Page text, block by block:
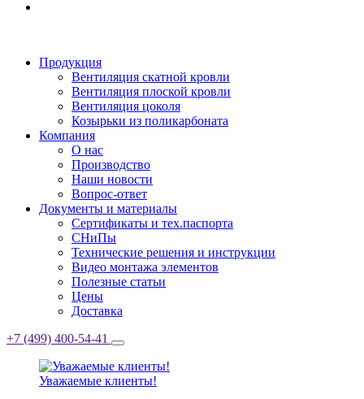
Продукция
Вентиляция скатной кровли
Вентиляция плоской кровли
Вентиляция цоколя
Козырьки из поликарбоната
Компания
О нас
Производство
Наши новости
Вопрос-ответ
Документы и материалы
Сертификаты и тех.паспорта
СНиПы
Технические решения и инструкции
Видео монтажа элементов
Полезные статьи
Цены
Доставка
+7 (499) 400-54-41
Уважаемые клиенты!